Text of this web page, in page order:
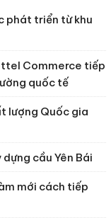
phát triển từ khu
Commerce tiếp
quốc tế
lượng Quốc gia
cầu Yên Bái
mới cách tiếp